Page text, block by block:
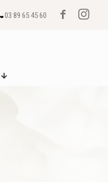
03 89 65 45 60